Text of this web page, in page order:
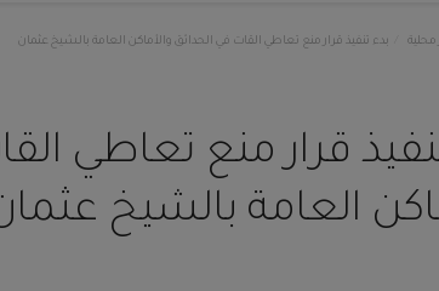
محلية بدء تنفيذ قرار منع تعاطي القات في الحدائق والأماكن العامة بالشيخ عثمان
قرار منع تعاطي
العامة بالشيخ